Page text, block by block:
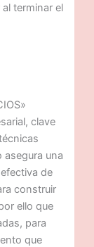
terminar el
clave
asegura una
de
construir
ello que
para
que